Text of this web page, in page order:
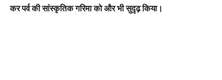
कर पर्व की सांस्कृतिक गरिमा को और भी सुदृढ़ किया।